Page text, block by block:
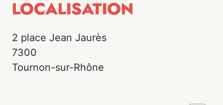
LOCALISATION
2 place Jean Jaurès
7300
Tournon-sur-Rhône